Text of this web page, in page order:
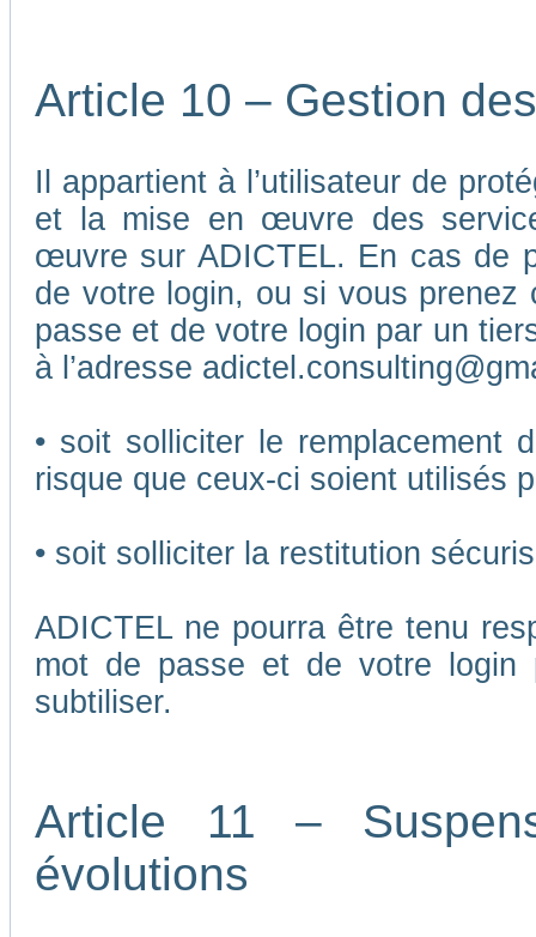
Article 10 – Gestion
Il appartient à l’utilisateur de
et la mise en œuvre des
œuvre sur ADICTEL. En cas de
de votre login, ou si vous prenez
passe et de votre login par un
à l’adresse
• soit solliciter le
risque que ceux-ci soient utilisés
• soit solliciter la restitution
ADICTEL ne pourra être tenu
mot de passe et de votre
subtiliser.
Article 11 –
évolutions